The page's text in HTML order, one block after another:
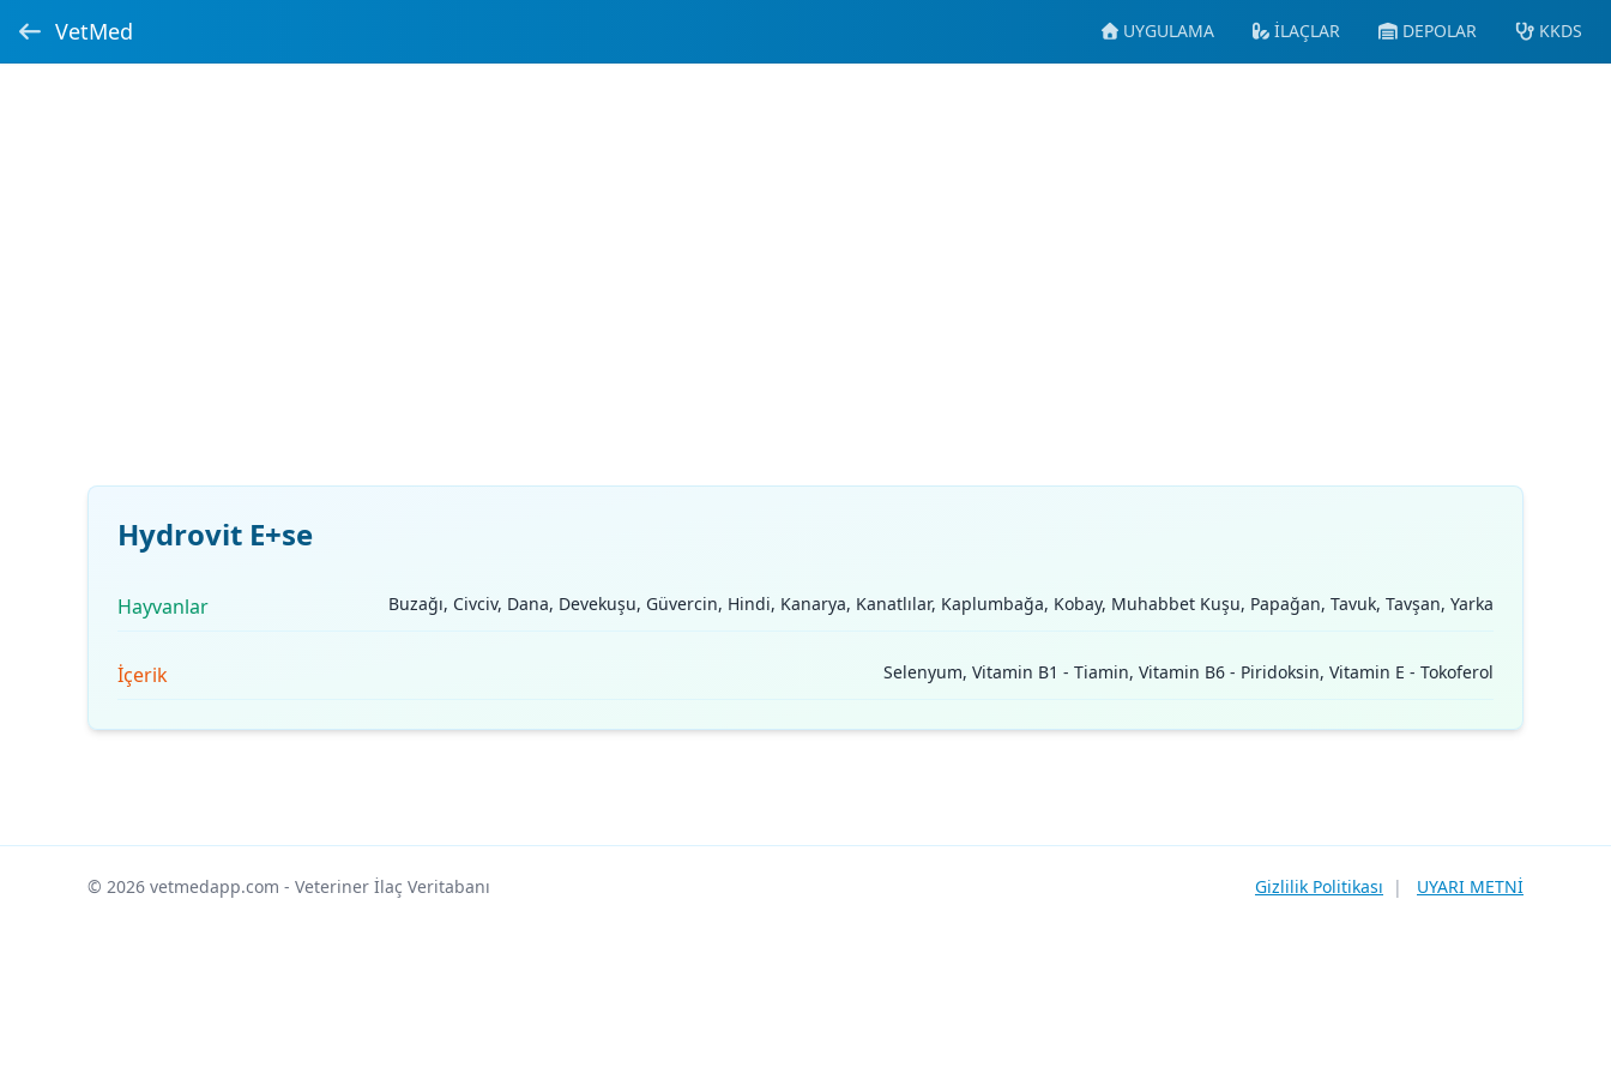
VetMed UYGULAMA İLAÇLAR DEPOLAR KKDS
Hydrovit E+se
Hayvanlar Buzağı, Civciv, Dana, Devekuşu, Güvercin, Hindi, Kanarya, Kanatlılar, Kaplumbağa, Kobay, Muhabbet Kuşu, Papağan, Tavuk, Tavşan, Yarka
İçerik Selenyum, Vitamin B1 - Tiamin, Vitamin B6 - Piridoksin, Vitamin E - Tokoferol
© 2026 vetmedapp.com - Veteriner İlaç Veritabanı Gizlilik Politikası | UYARI METNİ